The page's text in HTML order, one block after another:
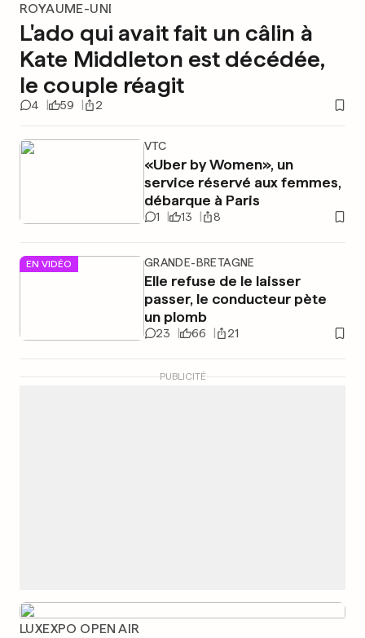
ROYAUME-UNI
L'ado qui avait fait un câlin à
Kate Middleton est décédée,
le couple réagit
4 59 2
VTC
«Uber by Women», un
service réservé aux femmes,
débarque à Paris
1 13 8
EN VIDÉO GRANDE-BRETAGNE
Elle refuse de le laisser
passer, le conducteur pète
un plomb
23 66 21
PUBLICITÉ
LUXEXPO OPEN AIR